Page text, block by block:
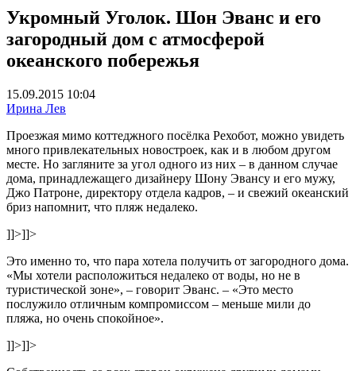
Укромный Уголок. Шон Эванс и его
загородный дом с атмосферой
океанского побережья
15.09.2015 10:04
Ирина Лев
Проезжая мимо коттеджного посёлка Рехобот, можно увидеть
много привлекательных новостроек, как и в любом другом
месте. Но загляните за угол одного из них – в данном случае
дома, принадлежащего дизайнеру Шону Эвансу и его мужу,
Джо Патроне, директору отдела кадров, – и свежий океанский
бриз напомнит, что пляж недалеко.
]]>]]>
Это именно то, что пара хотела получить от загородного дома.
«Мы хотели расположиться недалеко от воды, но не в
туристической зоне», – говорит Эванс. – «Это место
послужило отличным компромиссом – меньше мили до
пляжа, но очень спокойное».
]]>]]>